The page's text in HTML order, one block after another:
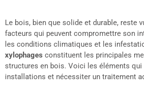
Le bois, bien que solide et durable, reste
facteurs qui peuvent compromettre son
les conditions climatiques et les
xylophages constituent les principales
structures en bois. Voici les éléments qui
installations et nécessiter un traitement